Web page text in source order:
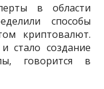
в области
способы
криптовалют.
стало создание
говорится в